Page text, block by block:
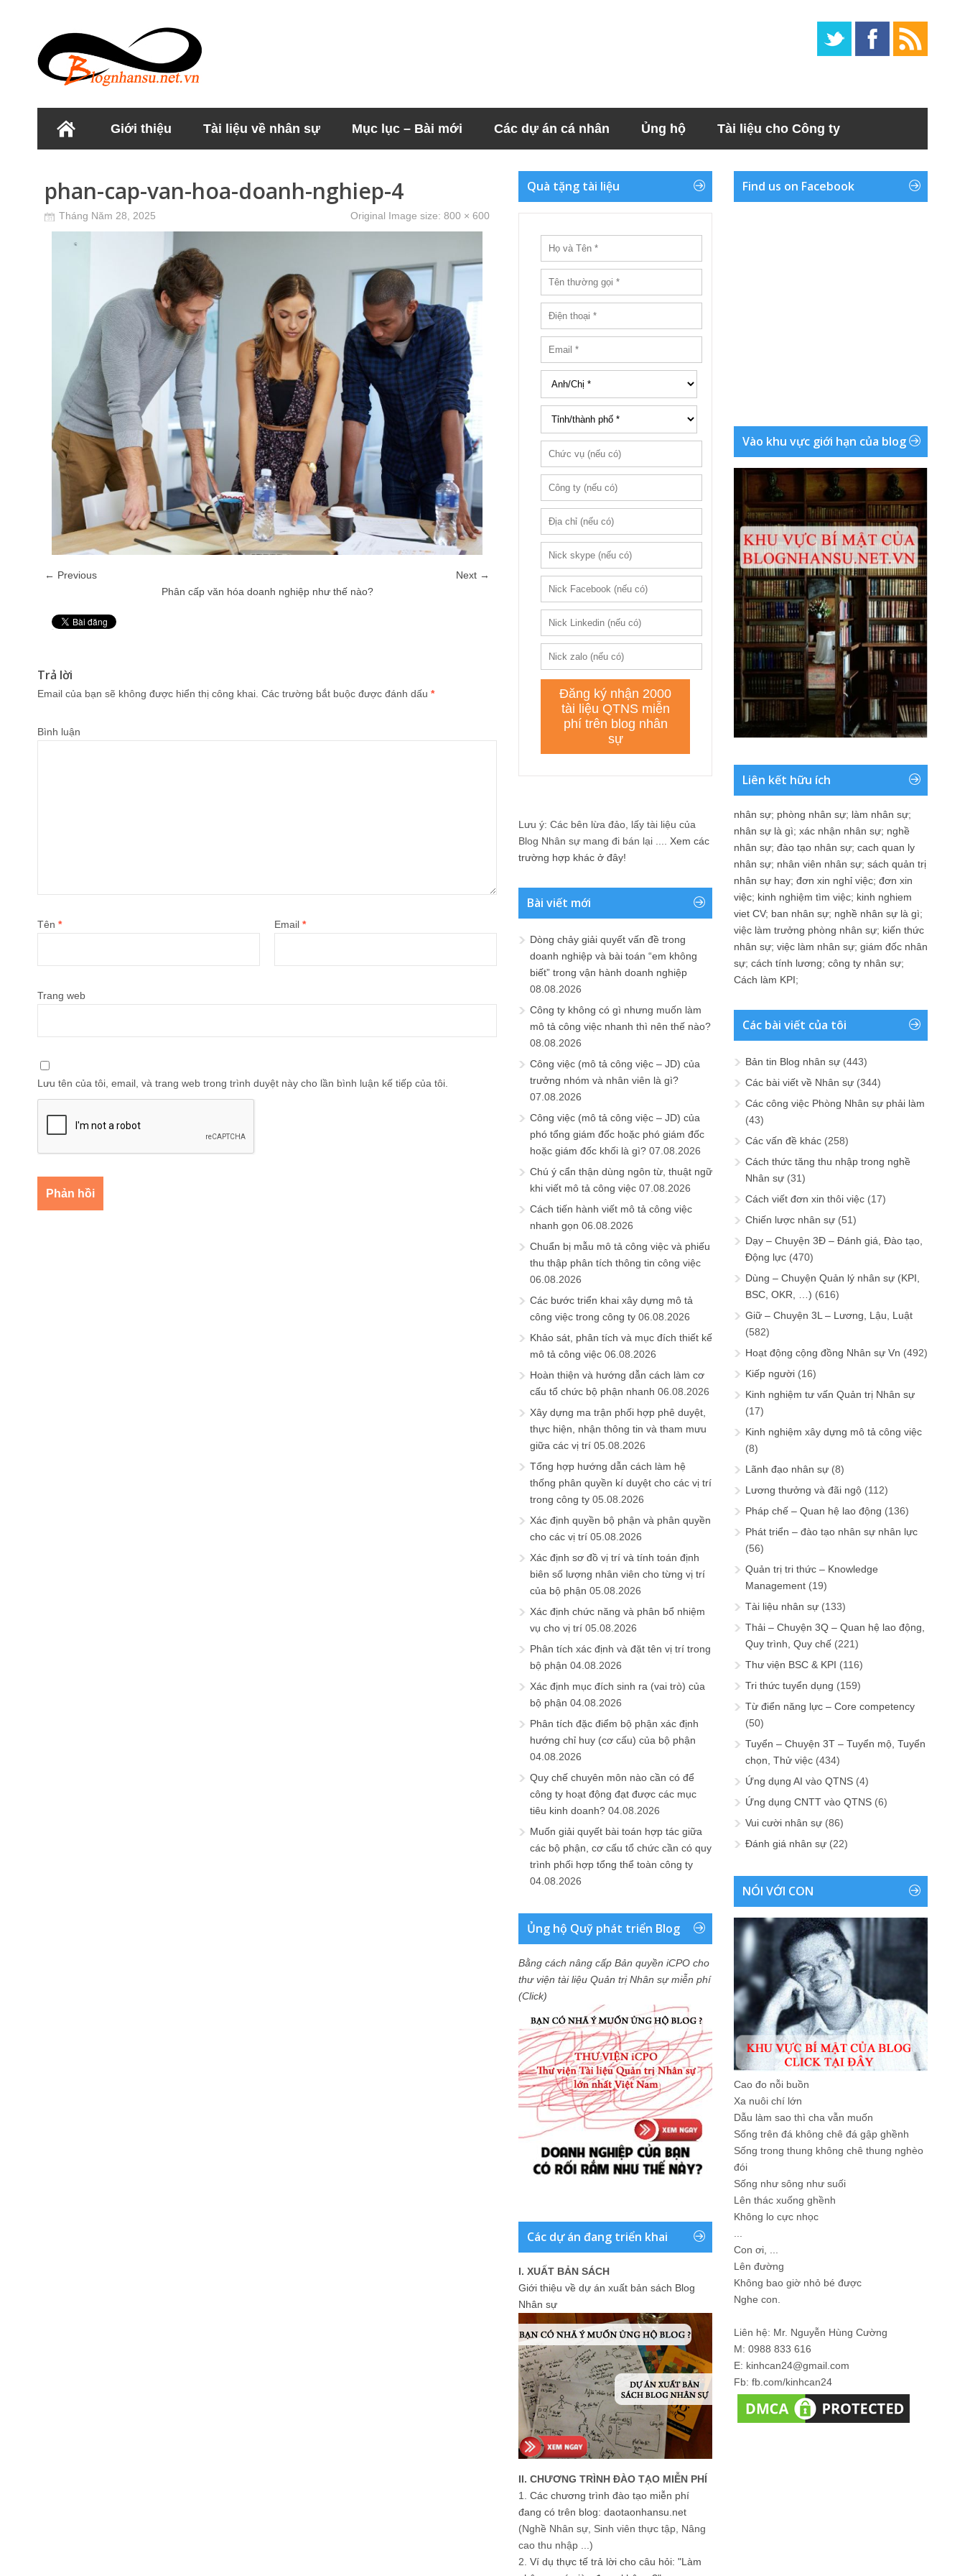
Giới thiệu Tài liệu về nhân sự Mục lục – Bài mới Các dự án cá nhân Ủng hộ Tài liệu cho Công ty
phan-cap-van-hoa-doanh-nghiep-4
Tháng Năm 28, 2025 Original Image size: 800 × 600
← Previous
Next →
Phân cấp văn hóa doanh nghiệp như thế nào?
Trả lời
Email của bạn sẽ không được hiển thị công khai. Các trường bắt buộc được đánh dấu *
Bình luận
Tên * Email *
Trang web
Lưu tên của tôi, email, và trang web trong trình duyệt này cho lần bình luận kế tiếp của tôi.
Quà tặng tài liệu
Lưu ý: Các bên lừa đảo, lấy tài liệu của
Blog Nhân sự mang đi bán lại .... Xem các
trường hợp khác ở đây!
Bài viết mới
Dòng chảy giải quyết vấn đề trong
doanh nghiệp và bài toán “em không
biết” trong vận hành doanh nghiệp
08.08.2026
Công ty không có gì nhưng muốn làm
mô tả công việc nhanh thì nên thế nào?
08.08.2026
Công việc (mô tả công việc – JD) của
trưởng nhóm và nhân viên là gì?
07.08.2026
Công việc (mô tả công việc – JD) của
phó tổng giám đốc hoặc phó giám đốc
hoặc giám đốc khối là gì? 07.08.2026
Chú ý cẩn thận dùng ngôn từ, thuật ngữ
khi viết mô tả công việc 07.08.2026
Cách tiến hành viết mô tả công việc
nhanh gọn 06.08.2026
Chuẩn bị mẫu mô tả công việc và phiếu
thu thập phân tích thông tin công việc
06.08.2026
Các bước triển khai xây dựng mô tả
công việc trong công ty 06.08.2026
Khảo sát, phân tích và mục đích thiết kế
mô tả công việc 06.08.2026
Hoàn thiện và hướng dẫn cách làm cơ
cấu tổ chức bộ phận nhanh 06.08.2026
Xây dựng ma trận phối hợp phê duyệt,
thực hiện, nhận thông tin và tham mưu
giữa các vị trí 05.08.2026
Tổng hợp hướng dẫn cách làm hệ
thống phân quyền kí duyệt cho các vị trí
trong công ty 05.08.2026
Xác định quyền bộ phận và phân quyền
cho các vị trí 05.08.2026
Xác định sơ đồ vị trí và tính toán định
biên số lượng nhân viên cho từng vị trí
của bộ phận 05.08.2026
Xác định chức năng và phân bổ nhiệm
vụ cho vị trí 05.08.2026
Phân tích xác định và đặt tên vị trí trong
bộ phận 04.08.2026
Xác định mục đích sinh ra (vai trò) của
bộ phận 04.08.2026
Phân tích đặc điểm bộ phận xác định
hướng chỉ huy (cơ cấu) của bộ phận
04.08.2026
Quy chế chuyên môn nào cần có để
công ty hoạt động đạt được các mục
tiêu kinh doanh? 04.08.2026
Muốn giải quyết bài toán hợp tác giữa
các bộ phận, cơ cấu tổ chức cần có quy
trình phối hợp tổng thể toàn công ty
04.08.2026
Ủng hộ Quỹ phát triển Blog
Bằng cách nâng cấp Bản quyền iCPO cho
thư viện tài liệu Quản trị Nhân sự miễn phí
(Click)
Các dự án đang triển khai
I. XUẤT BẢN SÁCH
Giới thiệu về dự án xuất bản sách Blog
Nhân sự
II. CHƯƠNG TRÌNH ĐÀO TẠO MIỄN PHÍ
1. Các chương trình đào tạo miễn phí
đang có trên blog: daotaonhansu.net
(Nghề Nhân sự, Sinh viên thực tập, Nâng
cao thu nhập ...)
2. Ví dụ thực tế trả lời cho câu hỏi: "Làm
Find us on Facebook
Vào khu vực giới hạn của blog
Liên kết hữu ích
nhân sự; phòng nhân sự; làm nhân sự;
nhân sự là gì; xác nhận nhân sự; nghề
nhân sự; đào tạo nhân sự; cach quan ly
nhân sự; nhân viên nhân sự; sách quản trị
nhân sự hay; đơn xin nghỉ việc; đơn xin
việc; kinh nghiệm tìm việc; kinh nghiem
viet CV; ban nhân sự; nghề nhân sự là gì;
việc làm trưởng phòng nhân sự; kiến thức
nhân sự; việc làm nhân sự; giám đốc nhân
sự; cách tính lương; công ty nhân sự;
Cách làm KPI;
Các bài viết của tôi
Bản tin Blog nhân sự (443)
Các bài viết về Nhân sự (344)
Các công việc Phòng Nhân sự phải làm
(43)
Các vấn đề khác (258)
Cách thức tăng thu nhập trong nghề
Nhân sự (31)
Cách viết đơn xin thôi việc (17)
Chiến lược nhân sự (51)
Dạy – Chuyện 3Đ – Đánh giá, Đào tạo,
Động lực (470)
Dùng – Chuyện Quản lý nhân sự (KPI,
BSC, OKR, …) (616)
Giữ – Chuyện 3L – Lương, Lậu, Luật
(582)
Hoạt động cộng đồng Nhân sự Vn (492)
Kiếp người (16)
Kinh nghiệm tư vấn Quản trị Nhân sự
(17)
Kinh nghiệm xây dựng mô tả công việc
(8)
Lãnh đạo nhân sự (8)
Lương thưởng và đãi ngộ (112)
Pháp chế – Quan hệ lao động (136)
Phát triển – đào tạo nhân sự nhân lực
(56)
Quản trị tri thức – Knowledge
Management (19)
Tài liệu nhân sự (133)
Thải – Chuyện 3Q – Quan hệ lao động,
Quy trình, Quy chế (221)
Thư viện BSC & KPI (116)
Tri thức tuyển dụng (159)
Từ điển năng lực – Core competency
(50)
Tuyển – Chuyện 3T – Tuyển mộ, Tuyển
chọn, Thử việc (434)
Ứng dụng AI vào QTNS (4)
Ứng dụng CNTT vào QTNS (6)
Vui cười nhân sự (86)
Đánh giá nhân sự (22)
NÓI VỚI CON
Cao đo nỗi buồn
Xa nuôi chí lớn
Dẫu làm sao thì cha vẫn muốn
Sống trên đá không chê đá gập ghềnh
Sống trong thung không chê thung nghèo
đói
Sống như sông như suối
Lên thác xuống ghềnh
Không lo cực nhọc
Con ơi, ...
Lên đường
Không bao giờ nhỏ bé được
Nghe con.
Liên hệ: Mr. Nguyễn Hùng Cường
M: 0988 833 616
E: kinhcan24@gmail.com
Fb: fb.com/kinhcan24